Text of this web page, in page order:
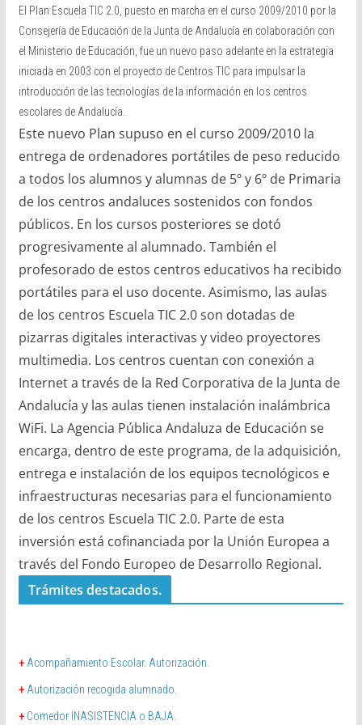
El Plan Escuela TIC 2.0, puesto en marcha en el curso 2009/2010 por la
Consejería de Educación de la Junta de Andalucía en colaboración con
el Ministerio de Educación, fue un nuevo paso adelante en la estrategia
iniciada en 2003 con el proyecto de Centros TIC para impulsar la
introducción de las tecnologías de la información en los centros
escolares de Andalucía.
Este nuevo Plan supuso en el curso 2009/2010 la
entrega de ordenadores portátiles de peso reducido
a todos los alumnos y alumnas de 5º y 6º de Primaria
de los centros andaluces sostenidos con fondos
públicos. En los cursos posteriores se dotó
progresivamente al alumnado. También el
profesorado de estos centros educativos ha recibido
portátiles para el uso docente. Asimismo, las aulas
de los centros Escuela TIC 2.0 son dotadas de
pizarras digitales interactivas y video proyectores
multimedia. Los centros cuentan con conexión a
Internet a través de la Red Corporativa de la Junta de
Andalucía y las aulas tienen instalación inalámbrica
WiFi. La Agencia Pública Andaluza de Educación se
encarga, dentro de este programa, de la adquisición,
entrega e instalación de los equipos tecnológicos e
infraestructuras necesarias para el funcionamiento
de los centros Escuela TIC 2.0. Parte de esta
inversión está cofinanciada por la Unión Europea a
través del Fondo Europeo de Desarrollo Regional.
Trámites destacados.
+ Acompañamiento Escolar. Autorización.
+ Autorización recogida alumnado.
+ Comedor INASISTENCIA o BAJA.